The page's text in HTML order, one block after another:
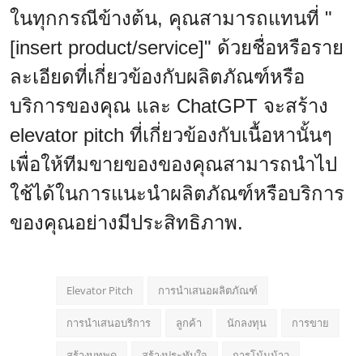
ในทุกกรณีข้างต้น, คุณสามารถแทนที่ "
[insert product/service]" ด้วยชื่อหรือราย
ละเอียดที่เกี่ยวข้องกับผลิตภัณฑ์หรือ
บริการของคุณ และ ChatGPT จะสร้าง
elevator pitch ที่เกี่ยวข้องกับเนื้อหานั้นๆ
เพื่อให้ทีมขายของของคุณสามารถนำไป
ใช้ได้ในการแนะนำผลิตภัณฑ์หรือบริการ
ของคุณอย่างมีประสิทธิภาพ.
Elevator Pitch การนำเสนอผลิตภัณฑ์
การนำเสนอบริการ ลูกค้า นักลงทุน การขาย